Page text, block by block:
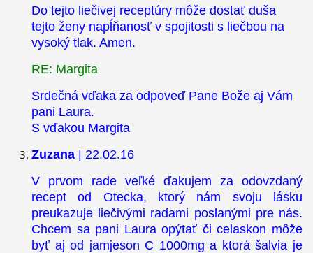
Do tejto liečivej receptúry môže dostať duša
tejto ženy napĺňanosť v spojitosti s liečbou na
vysoký tlak. Amen.
RE: Margita
Srdečná vďaka za odpoveď Pane Bože aj Vám
pani Laura.
S vďakou Margita
Zuzana | 22.02.16
V prvom rade veľké ďakujem za odovzdaný
recept od Otecka, ktorý nám svoju lásku
preukazuje liečivými radami poslanými pre nás.
Chcem sa pani Laura opýtať či celaskon môže
byť aj od jamjeson C 1000mg a ktorá šalvia je